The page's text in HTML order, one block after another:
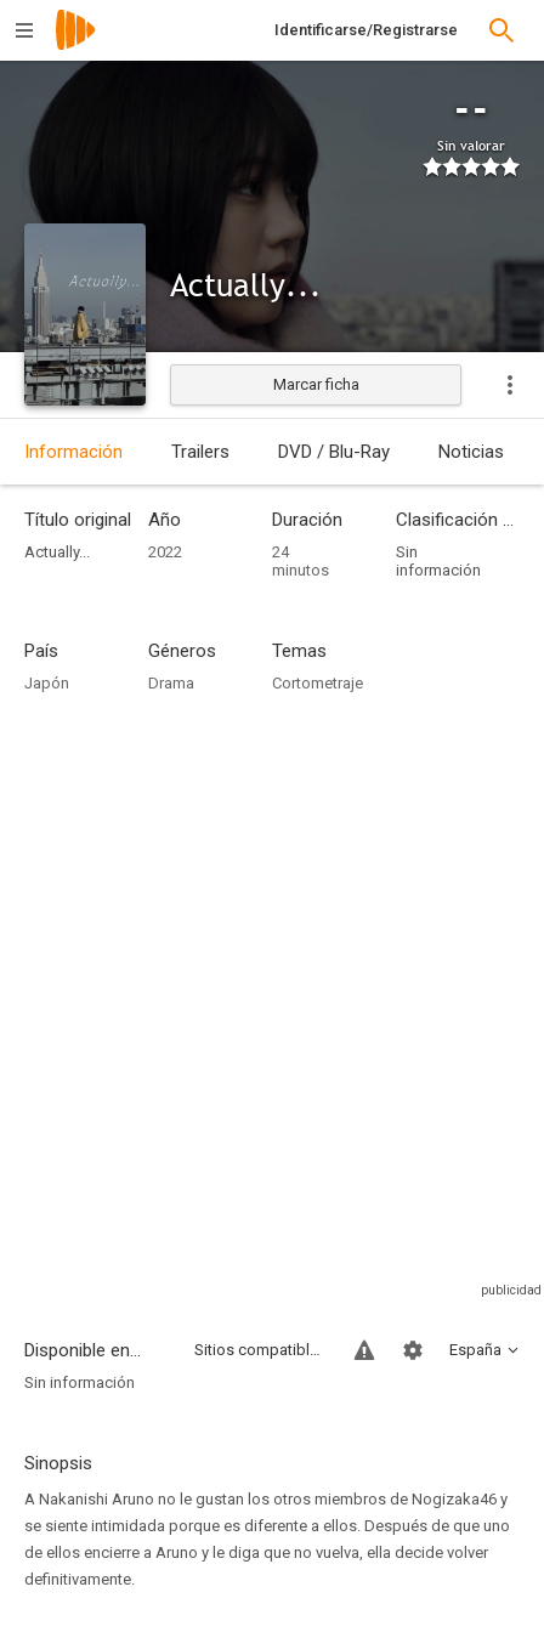
Identificarse/Registrarse
--
Sin valorar
Actually...
Estrenada
Marcar ficha
Información Trailers DVD / Blu-Ray Noticias
Título original
Actually...
Año
2022
Duración
24
minutos
Clasificación por edades
Sin
información
País
Japón
Géneros
Drama
Temas
Cortometraje
Disponible en... España
Sitios compatibles
Sin información
Sinopsis
A Nakanishi Aruno no le gustan los otros miembros de Nogizaka46 y
se siente intimidada porque es diferente a ellos. Después de que uno
de ellos encierre a Aruno y le diga que no vuelva, ella decide volver
definitivamente.